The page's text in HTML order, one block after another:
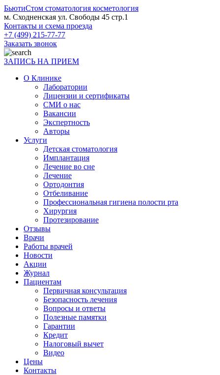
БьютиСтом стоматология косметология
м. Сходненская ул. Свободы 45 стр.1
Контакты и схема проезда
+7 (499) 215-77-77
Заказать звонок
ЗАПИСЬ НА ПРИЕМ
О Клинике
Лаборатории
Лицензии и сертификаты
СМИ о нас
Вакансии
Экспертность
Авторы
Услуги
Детская стоматология
Имплантация
Лечение во сне
Лечение
Ортодонтия
Отбеливание
Профессиональная гигиена полости рта
Хирургия
Протезирование
Отзывы
Врачи
Работы врачей
Новости
Акции
Журнал
Пациентам
Первичная консультация
Безопасность лечения
Вопросы и ответы
Полезные памятки
Гарантии
Кредит
Налоговый вычет
Видео
Цены
Контакты